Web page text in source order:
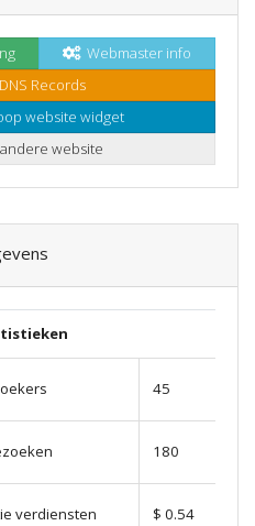
Webmaster info
Records
website widget
website
45
180
verdiensten $ 0.54